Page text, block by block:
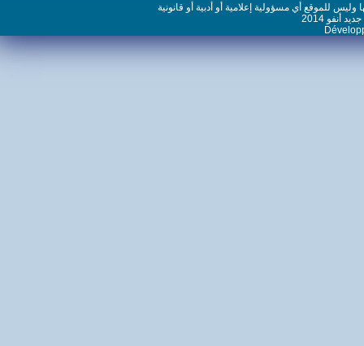
للموقع أي مسؤولية إعلامية أو أدبية أو قانونية
2014